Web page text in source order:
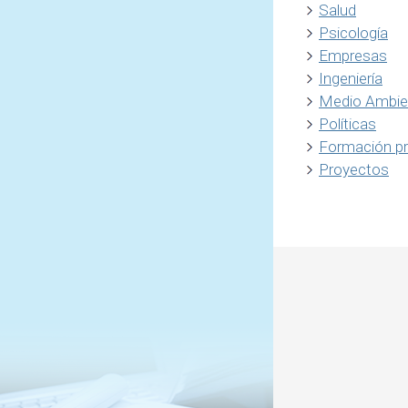
Salud
Psicología
Empresas
Ingeniería
Medio
Políticas
Formación
Proyectos